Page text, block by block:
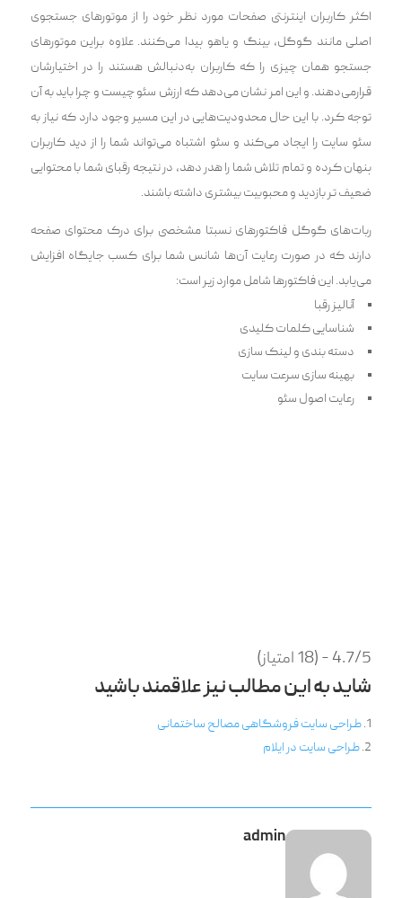
اکثر کاربران اینترنتی صفحات مورد نظر خود را از موتورهای جستجوی
اصلی مانند گوگل، بینگ و یاهو پیدا می‌کنند. علاوه براین موتورهای
جستجو همان چیزی را که کاربران به‌دنبالش هستند را در اختیارشان
قرارمی‌دهند. و این امر نشان می‌دهد که ارزش سئو چیست و چرا باید به آن
توجه کرد. با این حال محدودیت‌هایی در این مسیر وجود دارد که نیاز به
سئو سایت را ایجاد می‌کند و سئو اشتباه می‌تواند شما را از دید کاربران
پنهان کرده و تمام تلاش شما را هدر دهد، در نتیجه رقبای شما با محتوایی
ضعیف تر بازدید و محبوبیت بیشتری داشته باشند.
ربات‌های گوگل فاکتورهای نسبتا مشخصی برای درک محتوای صفحه
دارند که در صورت رعایت آن‌ها شانس شما برای کسب جایگاه افزایش
می‌یابد. این فاکتورها شامل موارد زیر است:
آنالیز رقبا
شناسایی کلمات کلیدی
دسته بندی ‌و لینک سازی
بهینه سازی سرعت سایت
رعایت اصول سئو
4.7/5 - (18 امتیاز)
شاید به این مطالب نیز علاقمند باشید
طراحی سایت فروشگاهی مصالح ساختمانی
طراحی سایت در ایلام
admin